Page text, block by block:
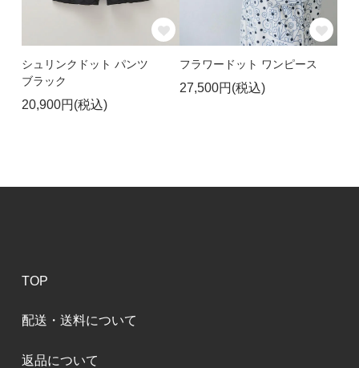
シュリンクドット パンツ
ブラック
20,900円(税込)
フラワードット ワンピース
27,500円(税込)
TOP
配送・送料について
返品について